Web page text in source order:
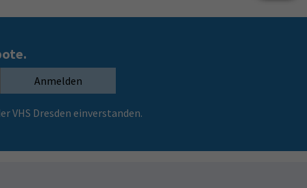
Anmelden
VHS Dresden einverstanden.